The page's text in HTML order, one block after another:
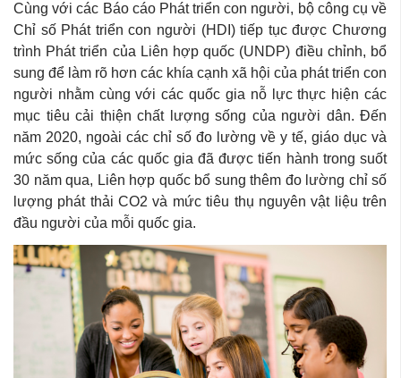
Cùng với các Báo cáo Phát triển con người, bộ công cụ về
Chỉ số Phát triển con người (HDI) tiếp tục được Chương
trình Phát triển của Liên hợp quốc (UNDP) điều chỉnh, bổ
sung để làm rõ hơn các khía cạnh xã hội của phát triển con
người nhằm cùng với các quốc gia nỗ lực thực hiện các
mục tiêu cải thiện chất lượng sống của người dân. Đến
năm 2020, ngoài các chỉ số đo lường về y tế, giáo dục và
mức sống của các quốc gia đã được tiến hành trong suốt
30 năm qua, Liên hợp quốc bổ sung thêm đo lường chỉ số
lượng phát thải CO2 và mức tiêu thụ nguyên vật liệu trên
đầu người của mỗi quốc gia.